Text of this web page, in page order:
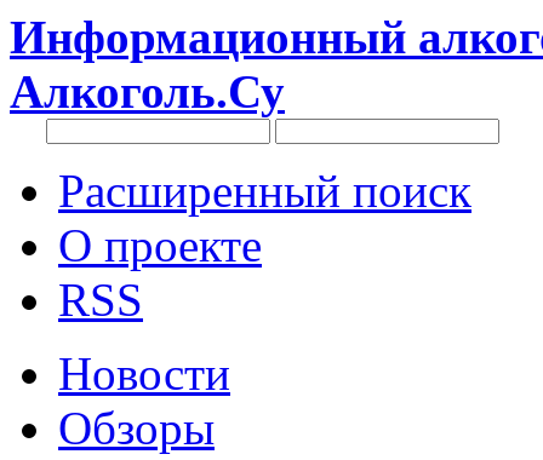
Информационный
Алкоголь.Су
Расширенный поиск
О проекте
RSS
Новости
Обзоры